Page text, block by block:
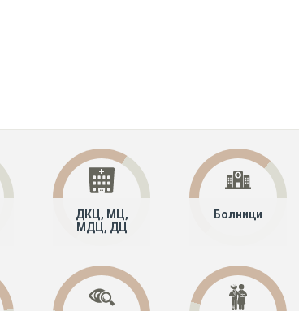
ДКЦ, МЦ,
МДЦ, ДЦ
Болници